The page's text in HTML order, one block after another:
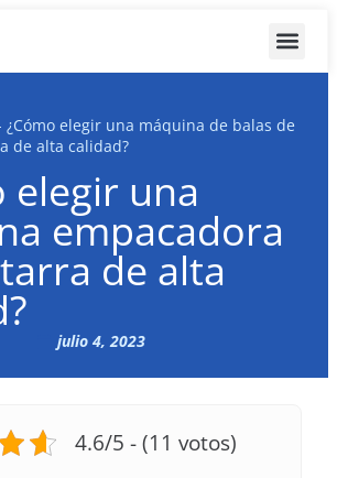
¿Cómo elegir una máquina de balas de
de alta calidad?
elegir una
empacadora
de alta
julio 4, 2023
4.6/5 - (11 votos)